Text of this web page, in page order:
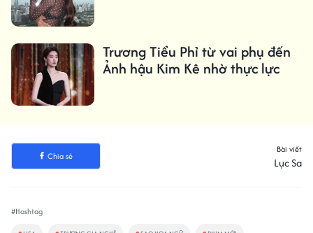
Trương Tiểu Phỉ từ vai phụ đến
Ảnh hậu Kim Kê nhờ thực lực
Chia sẻ
Bài viết
Lục Sa
#Hashtag